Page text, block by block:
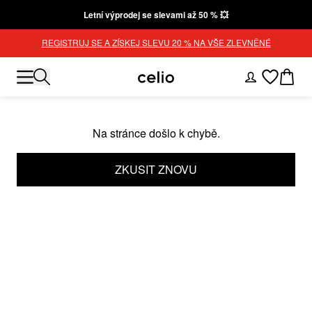
Letní výprodej se slevami až 50 % 💥
REGISTRUJ SE A ZÍSKEJ SLEVU 20 % NA VŠE ZLEVNĚNÉ
Na stránce došlo k chybě.
ZKUSIT ZNOVU